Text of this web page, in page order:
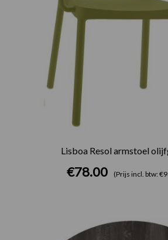
Lisboa Resol armstoel
€78.00 (Prijs incl. btw: